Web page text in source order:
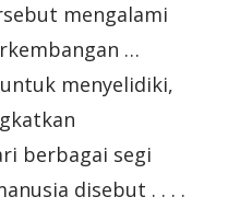
mengalami
…
menyelidiki,
berbagai segi
disebut . . . .